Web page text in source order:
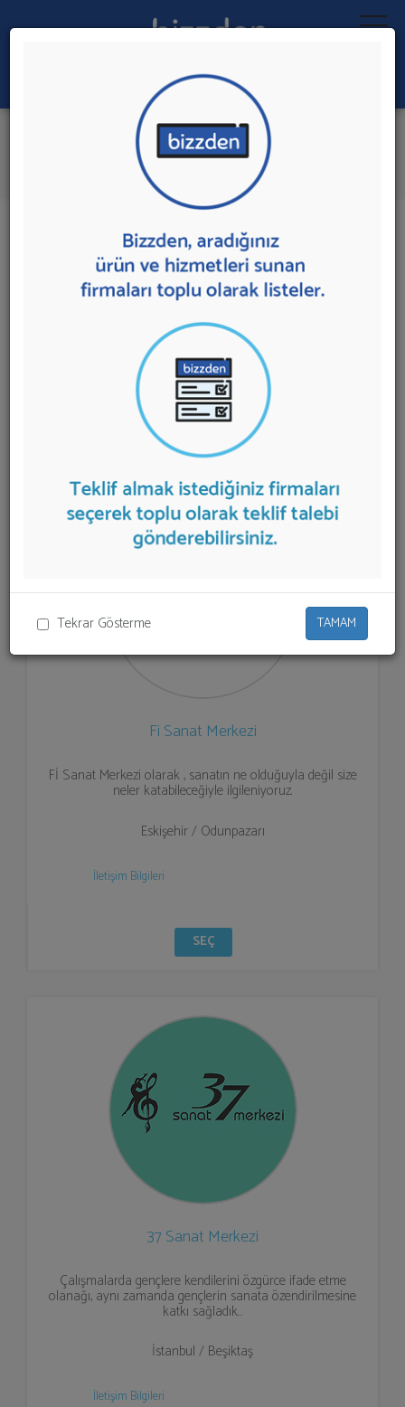
Tekrar Gösterme TAMAM
Ara:
Sanat Merkezi
İlk 5 Firmaya Mesaj Gönder
18 sonuç bulundu.
Sanat Merkezisunan firmalar aşağıda listelenmektedir.
Sanat Merkeziteklifi almak için listeden seçim yapıp ya
da "İlk 5 Firmadan Teklif İste" kısmından toplu olarak
teklif talebinizi firmalara aktarabilirsiniz.
Fi Sanat Merkezi
Fİ Sanat Merkezi olarak , sanatın ne olduğuyla değil size
neler katabileceğiyle ilgileniyoruz.
Eskişehir / Odunpazarı
İletişim Bilgileri
SEÇ
37 Sanat Merkezi
Çalışmalarda gençlere kendilerini özgürce ifade etme
olanağı, aynı zamanda gençlerin sanata özendirilmesine
katkı sağladık…
İstanbul / Beşiktaş
İletişim Bilgileri